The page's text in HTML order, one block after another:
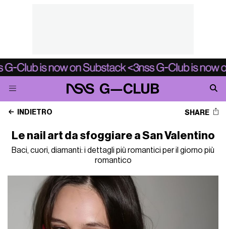
INDIETRO SHARE
Le nail art da sfoggiare a San Valentino
Baci, cuori, diamanti: i dettagli più romantici per il giorno più
romantico